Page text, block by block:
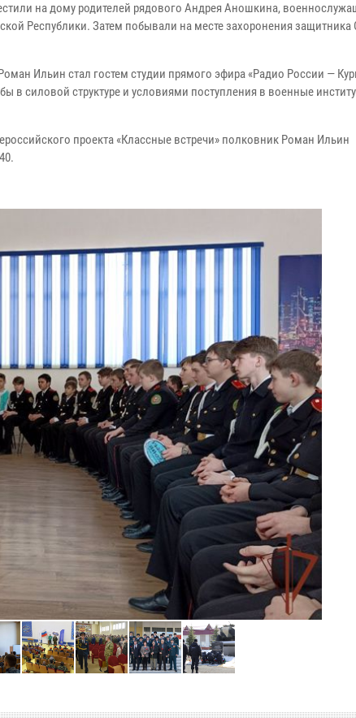
на дому родителей рядового Андрея Аношкина,
Республики. Затем побывали на месте захоронения защитника
Ильин стал гостем студии прямого эфира «Радио России —
в силовой структуре и условиями поступления в военные
проекта «Классные встречи» полковник Роман Ильин